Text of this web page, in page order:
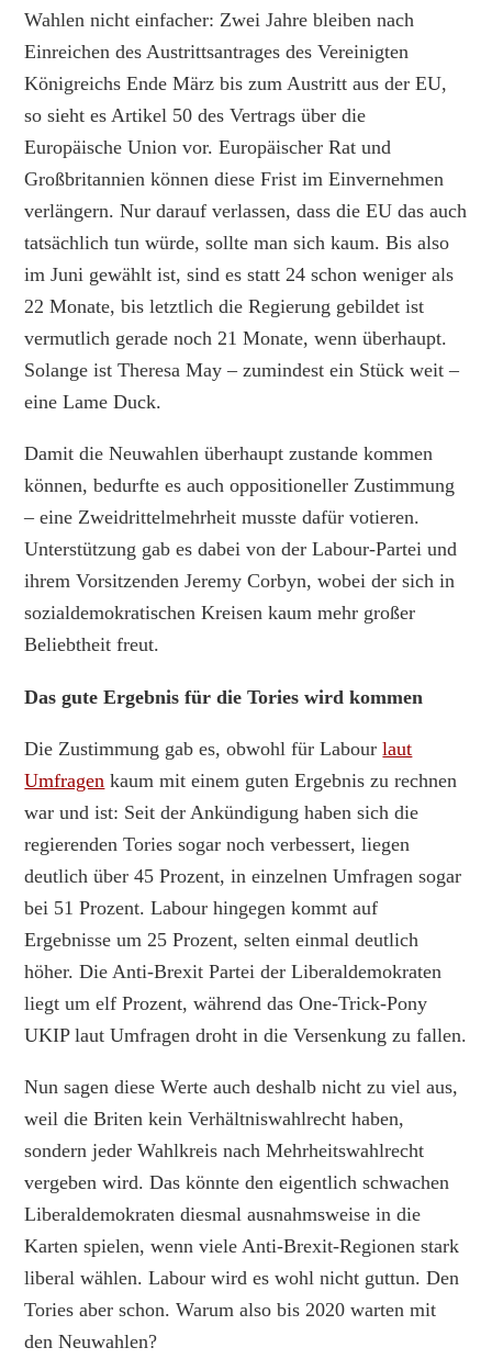
Wahlen nicht einfacher: Zwei Jahre bleiben nach
Einreichen des Austrittsantrages des Vereinigten
Königreichs Ende März bis zum Austritt aus der EU,
so sieht es Artikel 50 des Vertrags über die
Europäische Union vor. Europäischer Rat und
Großbritannien können diese Frist im Einvernehmen
verlängern. Nur darauf verlassen, dass die EU das auch
tatsächlich tun würde, sollte man sich kaum. Bis also
im Juni gewählt ist, sind es statt 24 schon weniger als
22 Monate, bis letztlich die Regierung gebildet ist
vermutlich gerade noch 21 Monate, wenn überhaupt.
Solange ist Theresa May – zumindest ein Stück weit –
eine Lame Duck.
Damit die Neuwahlen überhaupt zustande kommen
können, bedurfte es auch oppositioneller Zustimmung
– eine Zweidrittelmehrheit musste dafür votieren.
Unterstützung gab es dabei von der Labour-Partei und
ihrem Vorsitzenden Jeremy Corbyn, wobei der sich in
sozialdemokratischen Kreisen kaum mehr großer
Beliebtheit freut.
Das gute Ergebnis für die Tories wird kommen
Die Zustimmung gab es, obwohl für Labourlaut
Umfragen kaum mit einem guten Ergebnis zu rechnen
war und ist: Seit der Ankündigung haben sich die
regierenden Tories sogar noch verbessert, liegen
deutlich über 45 Prozent, in einzelnen Umfragen sogar
bei 51 Prozent. Labour hingegen kommt auf
Ergebnisse um 25 Prozent, selten einmal deutlich
höher. Die Anti-Brexit Partei der Liberaldemokraten
liegt um elf Prozent, während das One-Trick-Pony
UKIP laut Umfragen droht in die Versenkung zu fallen.
Nun sagen diese Werte auch deshalb nicht zu viel aus,
weil die Briten kein Verhältniswahlrecht haben,
sondern jeder Wahlkreis nach Mehrheitswahlrecht
vergeben wird. Das könnte den eigentlich schwachen
Liberaldemokraten diesmal ausnahmsweise in die
Karten spielen, wenn viele Anti-Brexit-Regionen stark
liberal wählen. Labour wird es wohl nicht guttun. Den
Tories aber schon. Warum also bis 2020 warten mit
den Neuwahlen?